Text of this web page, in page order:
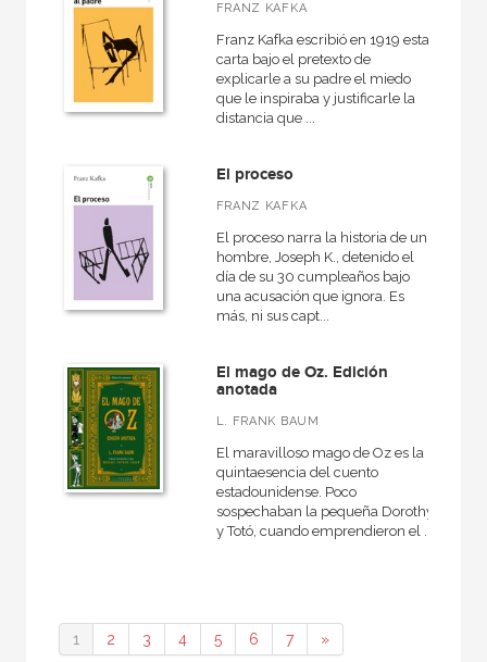
FRANZ KAFKA
Franz Kafka escribió en 1919 esta
carta bajo el pretexto de
explicarle a su padre el miedo
que le inspiraba y justificarle la
distancia que ...
El proceso
FRANZ KAFKA
El proceso narra la historia de un
hombre, Joseph K., detenido el
día de su 30 cumpleaños bajo
una acusación que ignora. Es
más, ni sus capt...
El mago de Oz. Edición
anotada
L. FRANK BAUM
El maravilloso mago de Oz es la
quintaesencia del cuento
estadounidense. Poco
sospechaban la pequeña Dorothy
y Totó, cuando emprendieron el ...
1 2 3 4 5 6 7 »